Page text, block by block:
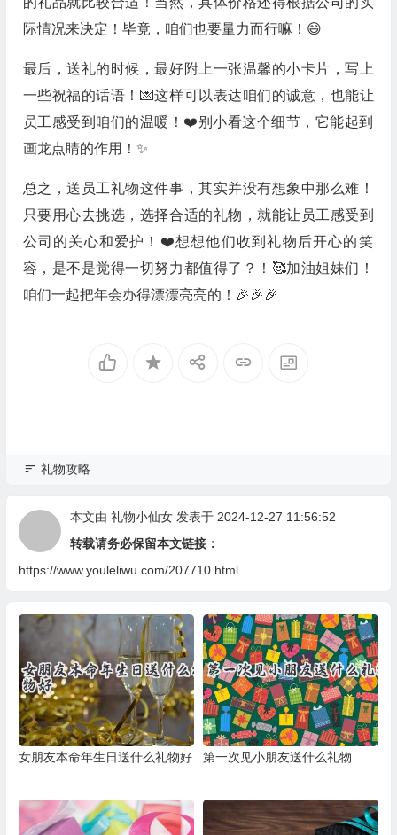
际情况来决定！毕竟，咱们也要量力而行嘛！😄
最后，送礼的时候，最好附上一张温馨的小卡片，写上
一些祝福的话语！💌这样可以表达咱们的诚意，也能让
员工感受到咱们的温暖！❤️别小看这个细节，它能起到
画龙点睛的作用！✨
总之，送员工礼物这件事，其实并没有想象中那么难！
只要用心去挑选，选择合适的礼物，就能让员工感受到
公司的关心和爱护！❤️想想他们收到礼物后开心的笑
容，是不是觉得一切努力都值得了？！🥰加油姐妹们！
咱们一起把年会办得漂漂亮亮的！🎉🎉🎉
礼物攻略
本文由 礼物小仙女发表于 2024-12-27 11:56:52
转载请务必保留本文链接：
https://www.youleliwu.com/207710.html
女朋友本命年生日送什么礼物好 第一次见小朋友送什么礼物